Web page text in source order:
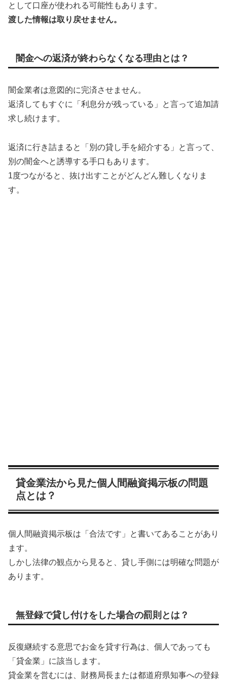
として口座が使われる可能性もあります。
渡した情報は取り戻せません。
闇金への返済が終わらなくなる理由とは？
闇金業者は意図的に完済させません。
返済してもすぐに「利息分が残っている」と言って追加請
求し続けます。
返済に行き詰まると「別の貸し手を紹介する」と言って、
別の闇金へと誘導する手口もあります。
1度つながると、抜け出すことがどんどん難しくなりま
す。
貸金業法から見た個人間融資掲示板の問題
点とは？
個人間融資掲示板は「合法です」と書いてあることがあり
ます。
しかし法律の観点から見ると、貸し手側には明確な問題が
あります。
無登録で貸し付けをした場合の罰則とは？
反復継続する意思でお金を貸す行為は、個人であっても
「貸金業」に該当します。
貸金業を営むには、財務局長または都道府県知事への登録